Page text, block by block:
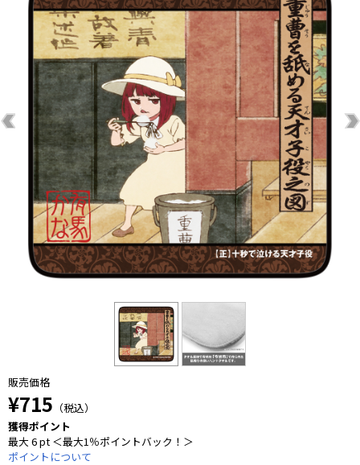
販売価格
¥715 （税込）
獲得ポイント
最大 6 pt ＜最大1％ポイントバック！＞
ポイントについて